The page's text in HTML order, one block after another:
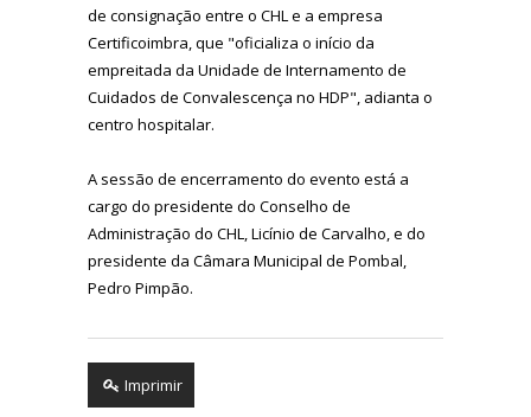
de consignação entre o CHL e a empresa
Certificoimbra, que "oficializa o início da
empreitada da Unidade de Internamento de
Cuidados de Convalescença no HDP", adianta o
centro hospitalar.
A sessão de encerramento do evento está a
cargo do presidente do Conselho de
Administração do CHL, Licínio de Carvalho, e do
presidente da Câmara Municipal de Pombal,
Pedro Pimpão.
Imprimir